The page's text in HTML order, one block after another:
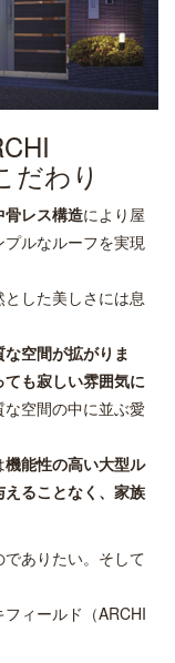
だわり
骨レス構造により屋
ルなルーフを実現
した美しさには息
空間が拡がりま
も寂しい雰囲気に
な空間の中に並ぶ愛
機能性の高い大型ル
ることなく、家族
ありたい。そして
ィールド（ARCHI